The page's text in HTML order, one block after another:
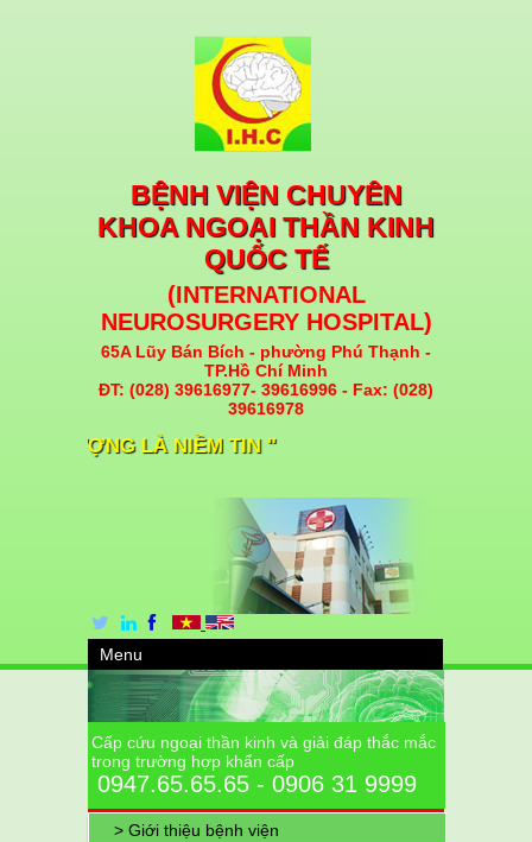
BỆNH VIỆN CHUYÊN
KHOA NGOẠI THẦN KINH
QUỐC TẾ
(INTERNATIONAL
NEUROSURGERY HOSPITAL)
65A Lũy Bán Bích - phường Phú Thạnh -
TP.Hồ Chí Minh
ĐT: (028) 39616977- 39616996 - Fax: (028)
39616978
LƯỢNG LÀ NIỀM TIN "
Menu
Cấp cứu ngoại thần kinh và giải đáp thắc mắc
trong trường hợp khẩn cấp
0947.65.65.65 - 0906 31 9999
> Giới thiệu bệnh viện